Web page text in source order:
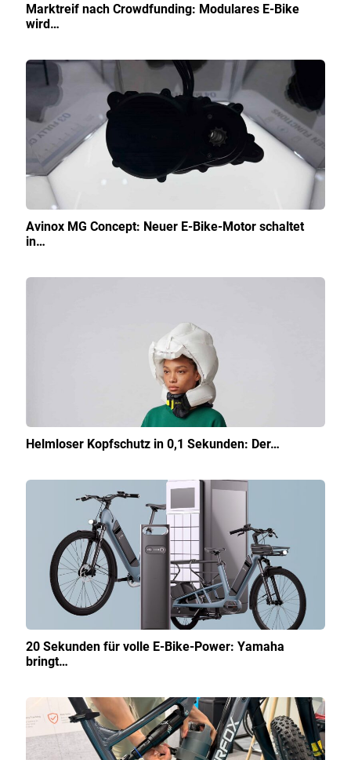
Marktreif nach Crowdfunding: Modulares E-Bike
wird…
Avinox MG Concept: Neuer E-Bike-Motor schaltet
in…
Helmloser Kopfschutz in 0,1 Sekunden: Der…
20 Sekunden für volle E-Bike-Power: Yamaha
bringt…